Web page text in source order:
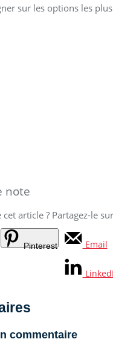
sur les options les
note
article ? Partagez-le
Pinterest Email
commentaire